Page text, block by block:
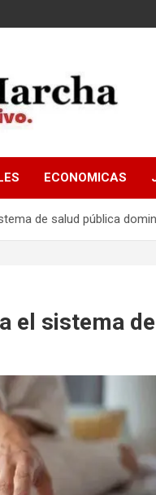
ECONOMICAS
de salud pública
el sistema